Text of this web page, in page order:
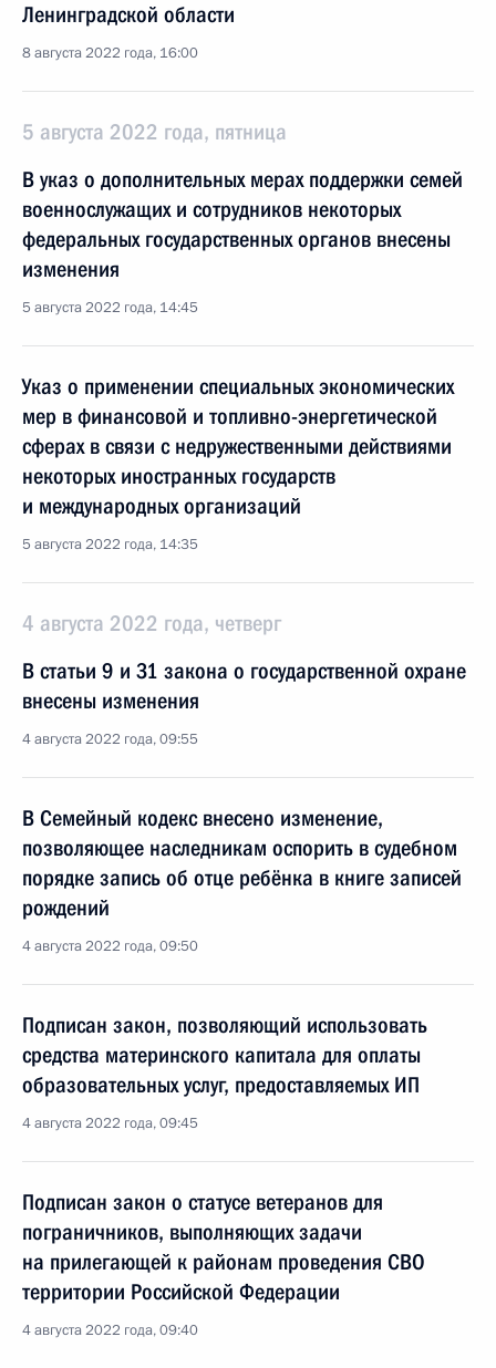
Ленинградской области
8 августа 2022 года, 16:00
5 августа 2022 года, пятница
В указ о дополнительных мерах поддержки семей
военнослужащих и сотрудников некоторых
федеральных государственных органов внесены
изменения
5 августа 2022 года, 14:45
Указ о применении специальных экономических
мер в финансовой и топливно-энергетической
сферах в связи с недружественными действиями
некоторых иностранных государств
и международных организаций
5 августа 2022 года, 14:35
4 августа 2022 года, четверг
В статьи 9 и 31 закона о государственной охране
внесены изменения
4 августа 2022 года, 09:55
В Семейный кодекс внесено изменение,
позволяющее наследникам оспорить в судебном
порядке запись об отце ребёнка в книге записей
рождений
4 августа 2022 года, 09:50
Подписан закон, позволяющий использовать
средства материнского капитала для оплаты
образовательных услуг, предоставляемых ИП
4 августа 2022 года, 09:45
Подписан закон о статусе ветеранов для
пограничников, выполняющих задачи
на прилегающей к районам проведения СВО
территории Российской Федерации
4 августа 2022 года, 09:40